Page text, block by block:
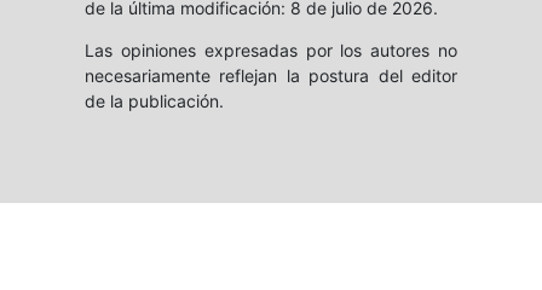
de la última modificación: 8 de julio de 2026.
Las opiniones expresadas por los autores no
necesariamente reflejan la postura del editor
de la publicación.